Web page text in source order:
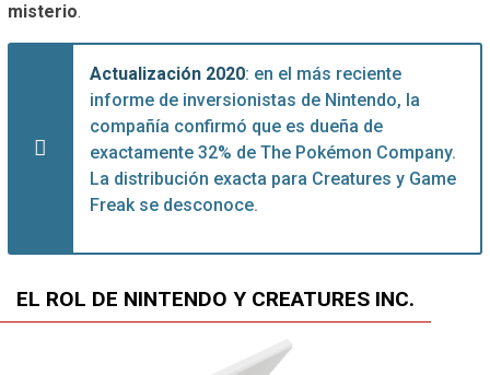
misterio.
Actualización 2020: en el más reciente
informe de inversionistas de Nintendo, la
compañía confirmó que es dueña de
exactamente 32% de The Pokémon Company.
La distribución exacta para Creatures y Game
Freak se desconoce.
EL ROL DE NINTENDO Y CREATURES INC.